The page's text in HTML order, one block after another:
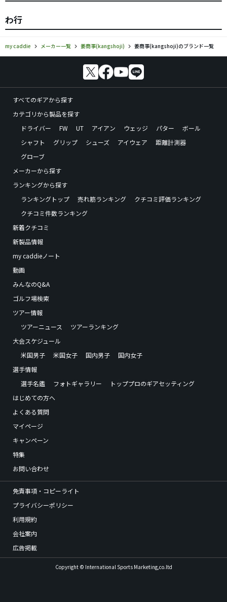
わ行
my caddie メーカー一覧 姜商事(kangshoji) 姜商事(kangshoji)のブランド一覧
すべてのギアから探す
カテゴリから製品を探す
ドライバー
FW UT アイアン ウェッジ パター
ボール
シャフト
グリップ シューズ アイウェア
距離計測器
グローブ
メーカーから探す
ランキングから探す
ランキングトップ
売れ筋ランキング
クチコミ評価ランキング
クチコミ件数ランキング
新着クチコミ
新製品情報
my caddieノート
動画
みんなのQ&A
ゴルフ場検索
ツアー情報
ツアーニュース
ツアーランキング
大会スケジュール
米国男子
米国女子 国内男子
国内女子
選手情報
選手名鑑
フォトギャラリー
トッププロのギアセッティング
はじめての方へ
よくある質問
マイページ
キャンペーン
特集
お問い合わせ
免責事項・コピーライト
プライバシーポリシー
利用規約
会社案内
広告掲載
Copyright © International Sports Marketing,co.ltd